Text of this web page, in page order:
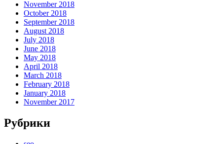
November 2018
October 2018
September 2018
August 2018
July 2018
June 2018
May 2018
April 2018
March 2018
February 2018
January 2018
November 2017
Рубрики